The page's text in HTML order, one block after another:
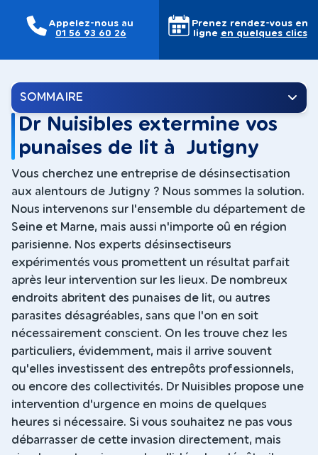
Appelez-nous au
01 56 93 60 26
Prenez rendez-vous en
ligne en quelques clics
SOMMAIRE
Dr Nuisibles extermine vos
punaises de lit à Jutigny
Vous cherchez une entreprise de désinsectisation
aux alentours de Jutigny ? Nous sommes la solution.
Nous intervenons sur l'ensemble du département de
Seine et Marne, mais aussi n'importe oû en région
parisienne. Nos experts désinsectiseurs
expérimentés vous promettent un résultat parfait
après leur intervention sur les lieux. De nombreux
endroits abritent des punaises de lit, ou autres
parasites désagréables, sans que l'on en soit
nécessairement conscient. On les trouve chez les
particuliers, évidemment, mais il arrive souvent
qu'elles investissent des entrepôts professionnels,
ou encore des collectivités. Dr Nuisibles propose une
intervention d'urgence en moins de quelques
heures si nécessaire. Si vous souhaitez ne pas vous
débarrasser de cette invasion directement, mais